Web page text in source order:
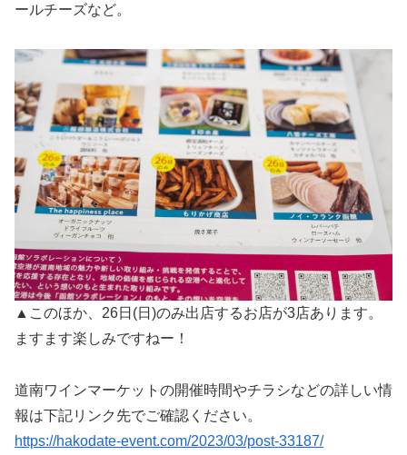
ールチーズなど。
▲このほか、26日(日)のみ出店するお店が3店あります。
ますます楽しみですねー！
道南ワインマーケットの開催時間やチラシなどの詳しい情
報は下記リンク先でご確認ください。
https://hakodate-event.com/2023/03/post-33187/